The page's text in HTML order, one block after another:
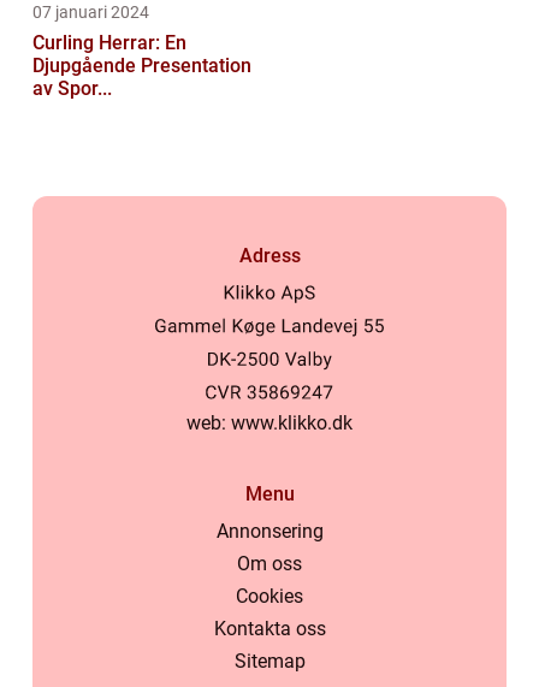
07 januari 2024
Curling Herrar: En
Djupgående Presentation
av Spor...
Adress
web: www.klikko.dk
Menu
Annonsering
Om oss
Cookies
Kontakta oss
Sitemap